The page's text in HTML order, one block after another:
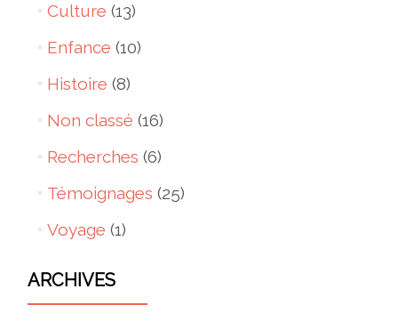
Culture (13)
Enfance (10)
Histoire (8)
Non classé (16)
Recherches (6)
Témoignages (25)
Voyage (1)
ARCHIVES